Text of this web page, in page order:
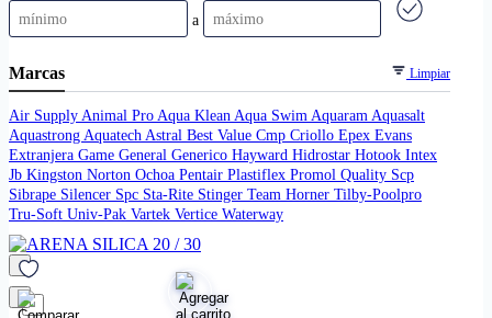
a
Marcas Limpiar
Air SupplyAnimal ProAqua KleanAqua SwimAquaramAquasalt
AquastrongAquatechAstral Best Value Cmp Criollo Epex Evans
Extranjera Game General Generico Hayward Hidrostar Hotook Intex
Jb Kingston Norton Ochoa Pentair Plastiflex Promol Quality Scp
Sibrape Silencer Spc Sta-Rite Stinger Team Horner Tilby-Poolpro
Tru-Soft Univ-Pak Vartek Vertice Waterway